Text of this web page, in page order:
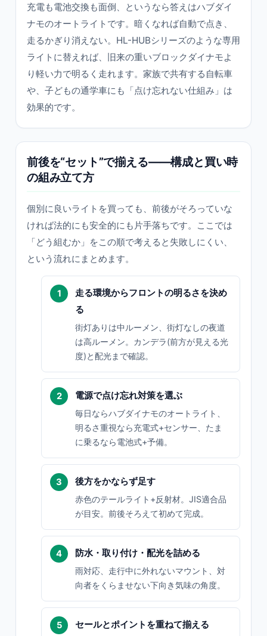
充電も電池交換も面倒、というなら答えはハブダイ
ナモのオートライトです。暗くなれば自動で点き、
走るかぎり消えない。HL-HUBシリーズのような専用
ライトに替えれば、旧来の重いブロックダイナモよ
り軽い力で明るく走れます。家族で共有する自転車
や、子どもの通学車にも「点け忘れない仕組み」は
効果的です。
前後を“セット”で揃える——構成と買い時
の組み立て方
個別に良いライトを買っても、前後がそろっていな
ければ法的にも安全的にも片手落ちです。ここでは
「どう組むか」をこの順で考えると失敗しにくい、
という流れにまとめます。
走る環境からフロントの明るさを決め
る
街灯ありは中ルーメン、街灯なしの夜道
は高ルーメン。カンデラ(前方が見える光
度)と配光まで確認。
電源で点け忘れ対策を選ぶ
毎日ならハブダイナモのオートライト、
明るさ重視なら充電式+センサー、たま
に乗るなら電池式+予備。
後方をかならず足す
赤色のテールライト+反射材。JIS適合品
が目安。前後そろえて初めて完成。
防水・取り付け・配光を詰める
雨対応、走行中に外れないマウント、対
向者をくらませない下向き気味の角度。
セールとポイントを重ねて揃える